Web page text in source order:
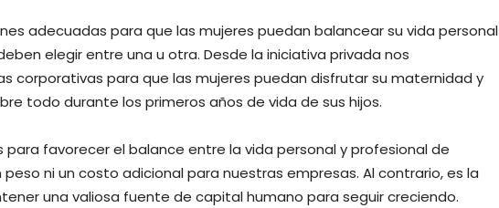
adecuadas para que las mujeres puedan balancear su vida personal
elegir entre una u otra. Desde la iniciativa privada nos
corporativas para que las mujeres puedan disfrutar su maternidad y
todo durante los primeros años de vida de sus hijos.
favorecer el balance entre la vida personal y profesional de
ni un costo adicional para nuestras empresas. Al contrario, es la
una valiosa fuente de capital humano para seguir creciendo.